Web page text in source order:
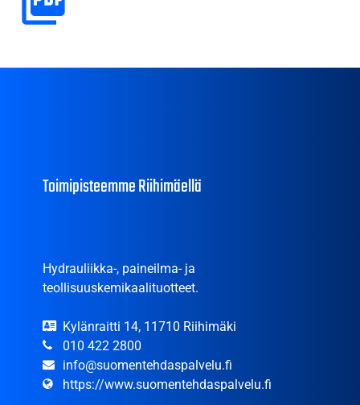
Toimipisteemme Riihimäellä
Hydrauliikka-, paineilma- ja
teollisuuskemikaalituotteet.
Kylänraitti 14, 11710 Riihimäki
010 422 2800
info@suomentehdaspalvelu.fi
https://www.suomentehdaspalvelu.fi